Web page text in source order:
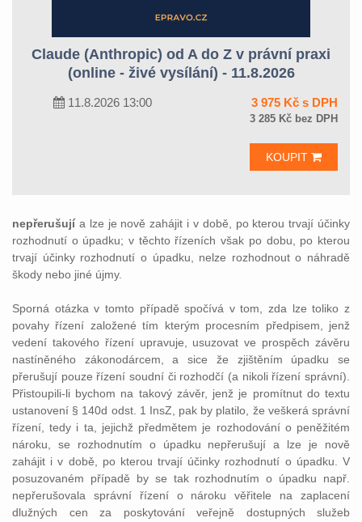
Claude (Anthropic) od A do Z v právní praxi
(online - živé vysílání) - 11.8.2026
11.8.2026 13:00 3 975 Kč s DPH
3 285 Kč bez DPH
KOUPIT
nepřerušují a lze je nově zahájit i v době, po kterou trvají účinky
rozhodnutí o úpadku; v těchto řízeních však po dobu, po kterou
trvají účinky rozhodnutí o úpadku, nelze rozhodnout o náhradě
škody nebo jiné újmy.
Sporná otázka v tomto případě spočívá v tom, zda lze toliko z
povahy řízení založené tím kterým procesním předpisem, jenž
vedení takového řízení upravuje, usuzovat ve prospěch závěru
nastíněného zákonodárcem, a sice že zjištěním úpadku se
přerušují pouze řízení soudní či rozhodčí (a nikoli řízení správní).
Přistoupili-li bychom na takový závěr, jenž je promítnut do textu
ustanovení § 140d odst. 1 InsZ, pak by platilo, že veškerá správní
řízení, tedy i ta, jejichž předmětem je rozhodování o peněžitém
nároku, se rozhodnutím o úpadku nepřerušují a lze je nově
zahájit i v době, po kterou trvají účinky rozhodnutí o úpadku. V
posuzovaném případě by se tak rozhodnutím o úpadku např.
nepřerušovala správní řízení o nároku věřitele na zaplacení
dlužných cen za poskytování veřejně dostupných služeb